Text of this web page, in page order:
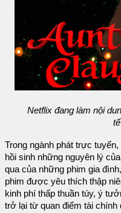
Netflix đang làm nội
Trong ngành phát trực
hồi sinh những nguyên lý
qua của những phim gia
phim được yêu thích thập
kinh phí thấp thuần túy, ý
trở lại từ quan điểm tài chính